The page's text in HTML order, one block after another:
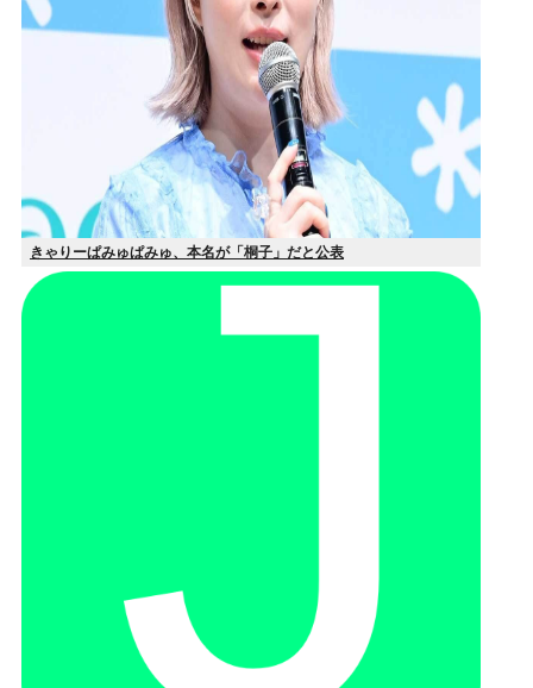
きゃりーぱみゅぱみゅ、本名が「桐子」だと公表